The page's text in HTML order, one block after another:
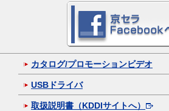
カタログ/プロモーションビデオ
USBドライバ
取扱説明書（KDDIサイトへ）